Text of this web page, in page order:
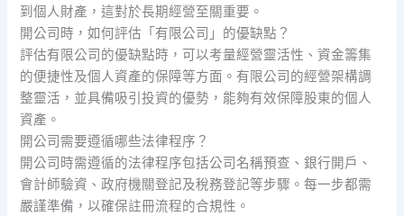
到個人財產，這對於長期經營至關重要。
開公司時，如何評估「有限公司」的優缺點？
評估有限公司的優缺點時，可以考量經營靈活性、資金籌集
的便捷性及個人資產的保障等方面。有限公司的經營架構調
整靈活，並具備吸引投資的優勢，能夠有效保障股東的個人
資產。
開公司需要遵循哪些法律程序？
開公司時需遵循的法律程序包括公司名稱預查、銀行開戶、
會計師驗資、政府機關登記及稅務登記等步驟。每一步都需
嚴謹準備，以確保註冊流程的合規性。